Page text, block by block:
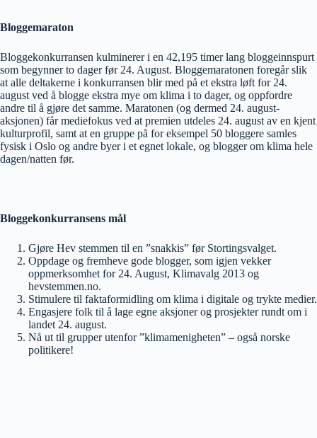
Bloggemaraton
Bloggekonkurransen kulminerer i en 42,195 timer lang bloggeinnspurt
som begynner to dager før 24. August. Bloggemaratonen foregår slik
at alle deltakerne i konkurransen blir med på et ekstra løft for 24.
august ved å blogge ekstra mye om klima i to dager, og oppfordre
andre til å gjøre det samme. Maratonen (og dermed 24. august-
aksjonen) får mediefokus ved at premien utdeles 24. august av en kjent
kulturprofil, samt at en gruppe på for eksempel 50 bloggere samles
fysisk i Oslo og andre byer i et egnet lokale, og blogger om klima hele
dagen/natten før.
Bloggekonkurransens mål
Gjøre Hev stemmen til en ”snakkis” før Stortingsvalget.
Oppdage og fremheve gode blogger, som igjen vekker
oppmerksomhet for 24. August, Klimavalg 2013 og
hevstemmen.no.
Stimulere til faktaformidling om klima i digitale og trykte medier.
Engasjere folk til å lage egne aksjoner og prosjekter rundt om i
landet 24. august.
Nå ut til grupper utenfor ”klimamenigheten” – også norske
politikere!